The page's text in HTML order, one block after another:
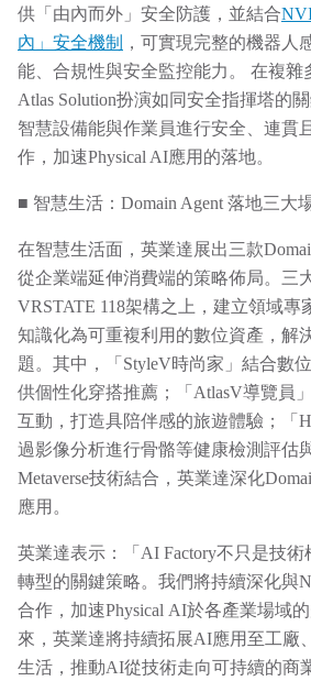
供「由內而外」安全防護，並結合
內」安全機制
，可實現完整的機器人
能、合規性與安全監控能力。 在複雜
Atlas Solution扮演如同安全指揮塔的
智慧設備能與作業員進行安全、連貫
作，加速Physical AI應用的落地。
■ 智慧生活：Domain Agent 落地三大
在智慧生活面，英業達展出三款
從企業端延伸消費端的策略佈局。三
VRSTATE 118架構之上，建立領域
知識化為可重複利用的數位資產，解
題。其中，「StyleV時尚家」結合數
供個性化穿搭推薦；「AtlasV導覽員
互動，打造具陪伴感的旅遊體驗；「
過影像分析進行骨骼等健康檢測評估
Metaverse技術結合，英業達深化
應用。
英業達表示：「AI Factory不只是技
轉型的關鍵策略。我們將持續深化與
合作，加速Physical AI於各產業場域
來，英業達將持續拓展AI應用至工廠
生活，推動AI從技術走向可持續的商